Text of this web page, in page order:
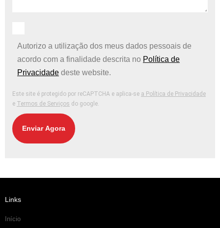
Autorizo ​​a utilização dos meus dados pessoais de
acordo com a finalidade descrita no Política de
Privacidade deste website.
Este site é protegido por reCAPTCHA e aplica-se a Política de Privacidade
e Termos de Serviços do google.
Enviar Agora
Links
Início